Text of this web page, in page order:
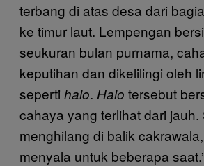
terbang di atas desa dari
ke timur laut. Lempengan
seukuran bulan purnama,
keputihan dan dikelilingi oleh
seperti halo. Halo tersebut
cahaya yang terlihat dari jauh.
menghilang di balik
menyala untuk beberapa